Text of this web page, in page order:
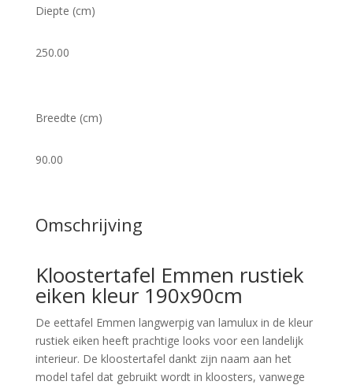
Diepte (cm)
250.00
Breedte (cm)
90.00
Omschrijving
Kloostertafel Emmen rustiek
eiken kleur 190x90cm
De eettafel Emmen langwerpig van lamulux in de kleur
rustiek eiken heeft prachtige looks voor een landelijk
interieur. De kloostertafel dankt zijn naam aan het
model tafel dat gebruikt wordt in kloosters, vanwege